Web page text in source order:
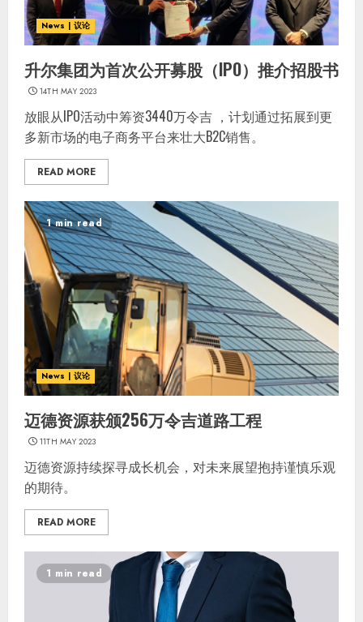
News | 议论
升尔集团为首次公开募股（IPO）推介招股书
14TH MAY 2023
放眼从IPO活动中筹资3440万令吉 ，计划通过拓展到更
多新市场的电子商务平台来壮大B2C销售。
READ MORE
1 min read
News | 议论
迈德资源获颁256万令吉道路工程
11TH MAY 2023
迈德资源持续探寻成长机会，对未来展望抱持谨慎乐观
的期待。
READ MORE
1 min read